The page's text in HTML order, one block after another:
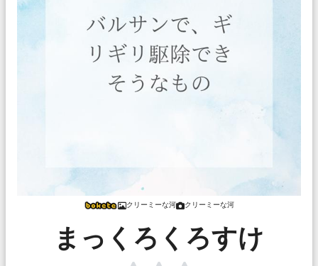
クリーミーな河 クリーミーな河
まっくろくろすけ